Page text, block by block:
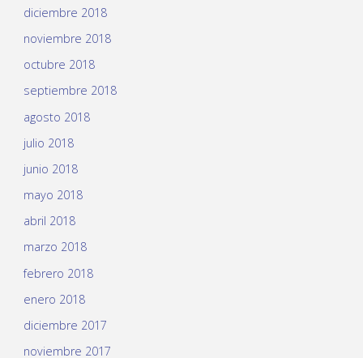
diciembre 2018
noviembre 2018
octubre 2018
septiembre 2018
agosto 2018
julio 2018
junio 2018
mayo 2018
abril 2018
marzo 2018
febrero 2018
enero 2018
diciembre 2017
noviembre 2017